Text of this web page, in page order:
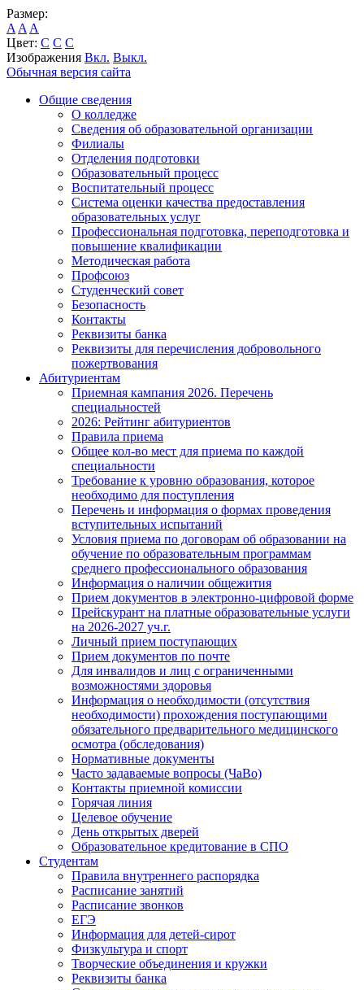
Размер:
A A A
Цвет: C C C
Изображения Вкл. Выкл.
Обычная версия сайта
Общие сведения
О колледже
Сведения об образовательной организации
Филиалы
Отделения подготовки
Образовательный процесс
Воспитательный процесс
Система оценки качества предоставления
образовательных услуг
Профессиональная подготовка, переподготовка и
повышение квалификации
Методическая работа
Профсоюз
Студенческий совет
Безопасность
Контакты
Реквизиты банка
Реквизиты для перечисления добровольного
пожертвования
Абитуриентам
Приемная кампания 2026. Перечень
специальностей
2026: Рейтинг абитуриентов
Правила приема
Общее кол-во мест для приема по каждой
специальности
Требование к уровню образования, которое
необходимо для поступления
Перечень и информация о формах проведения
вступительных испытаний
Условия приема по договорам об образовании на
обучение по образовательным программам
среднего профессионального образования
Информация о наличии общежития
Прием документов в электронно-цифровой форме
Прейскурант на платные образовательные услуги
на 2026-2027 уч.г.
Личный прием поступающих
Прием документов по почте
Для инвалидов и лиц с ограниченными
возможностями здоровья
Информация о необходимости (отсутствия
необходимости) прохождения поступающими
обязательного предварительного медицинского
осмотра (обследования)
Нормативные документы
Часто задаваемые вопросы (ЧаВо)
Контакты приемной комиссии
Горячая линия
Целевое обучение
День открытых дверей
Образовательное кредитование в СПО
Студентам
Правила внутреннего распорядка
Расписание занятий
Расписание звонков
ЕГЭ
Информация для детей-сирот
Физкультура и спорт
Творческие объединения и кружки
Реквизиты банка